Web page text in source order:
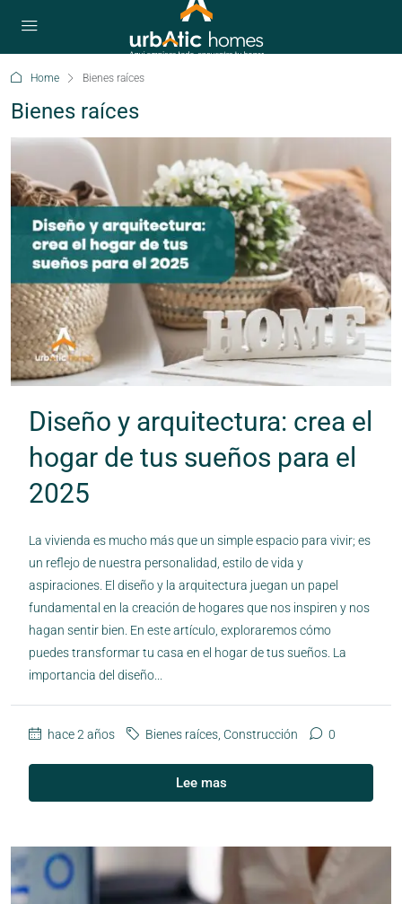
Home Bienes raíces
Bienes raíces
Diseño y arquitectura: crea el
hogar de tus sueños para el
2025
La vivienda es mucho más que un simple espacio para vivir; es
un reflejo de nuestra personalidad, estilo de vida y
aspiraciones. El diseño y la arquitectura juegan un papel
fundamental en la creación de hogares que nos inspiren y nos
hagan sentir bien. En este artículo, exploraremos cómo
puedes transformar tu casa en el hogar de tus sueños. La
importancia del diseño...
hace 2 años Bienes raíces Construcción 0
Lee mas